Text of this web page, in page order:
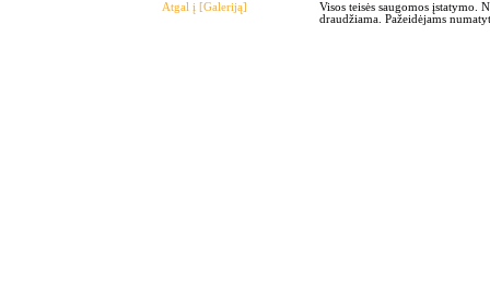
Atgal į [Galeriją]
Visos teisės saugomos
draudžiama. Pažeidėjams